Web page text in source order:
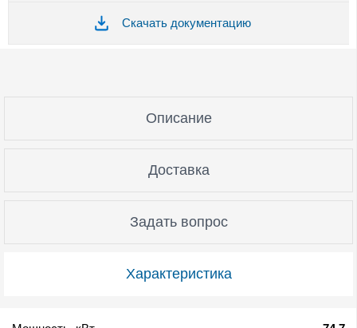
Скачать документацию
Характеристика
Описание
Доставка
Задать вопрос